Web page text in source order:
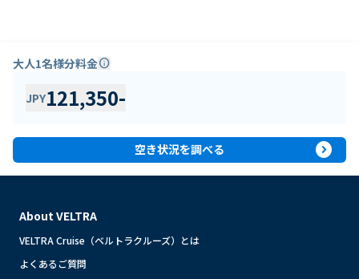
大人1名様分料金info
JPY121,350-
空き状況を調べる expand_circle_right
About VELTRA
VELTRA Cruise（ベルトラクルーズ）とは
よくあるご質問